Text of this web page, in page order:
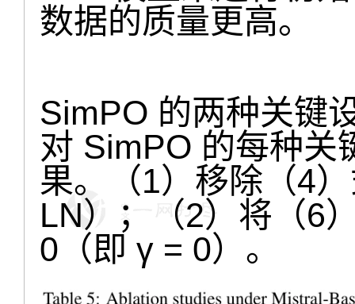
数据的质量更高。
SimPO 的两种关键
对 SimPO 的每种关
果。（1）移除（4
LN）；（2）将（6
0（即 γ = 0）。